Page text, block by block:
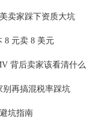
卖家踩下资质大坑
8 元卖 8 美元
背后卖家该看清什么
别再搞混税率踩坑
坑指南